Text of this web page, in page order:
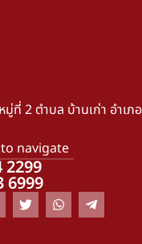
ที่ 2 ตำบล บ้านเก่า อำเ
navigate
2299
6999